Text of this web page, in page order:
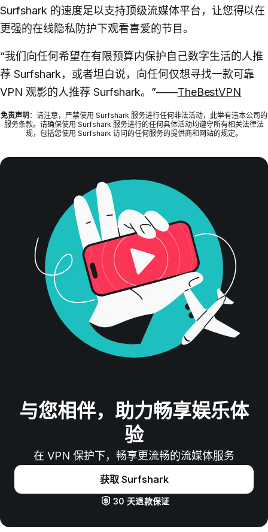
Surfshark 的速度足以支持顶级流媒体平台，让您得以在
更强的在线隐私防护下观看喜爱的节目。
“我们向任何希望在有限预算内保护自己数字生活的人推
荐 Surfshark，或者坦白说，向任何仅想寻找一款可靠
VPN 观影的人推荐 Surfshark。”——TheBestVPN
免责声明 ：请注意，严禁使用 Surfshark 服务进行任何非法活动，此举有违本公司的
服务条款。请确保使用 Surfshark 服务进行的任何具体活动均遵守所有相关法律法
规，包括您使用 Surfshark 访问的任何服务的提供商和网站的规定。
与您相伴，助力畅享娱乐体
验
在 VPN 保护下，畅享更流畅的流媒体服务
获取 Surfshark
30 天退款保证